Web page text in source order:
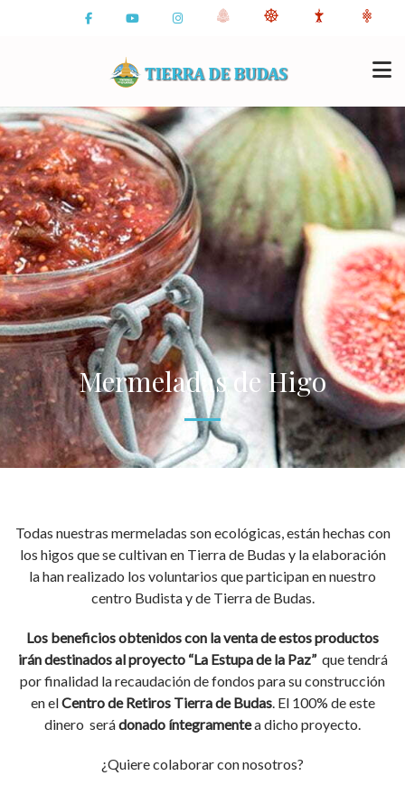
Mermeladas de Higo
Todas nuestras mermeladas son ecológicas, están hechas con
los higos que se cultivan en Tierra de Budas y la elaboración
la han realizado los voluntarios que participan en nuestro
centro Budista y de Tierra de Budas.
Los beneficios obtenidos con la venta de estos productos
irán destinados al proyecto “La Estupa de la Paz”que tendrá
por finalidad la recaudación de fondos para su construcción
en elCentro de Retiros Tierra de Budas. El 100% de este
dinero serádonado íntegramentea dicho proyecto.
¿Quiere colaborar con nosotros?